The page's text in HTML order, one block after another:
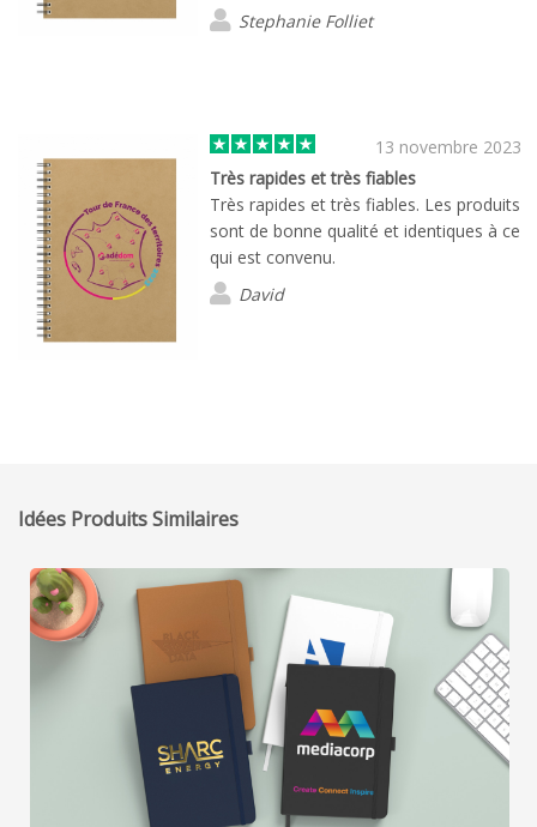
en essayant divers visuels et nous
avons pu les tester grâce à des
Stephanie Folliet
13 novembre 2023
Très rapides et très fiables
Très rapides et très fiables. Les produits
sont de bonne qualité et identiques à ce
qui est convenu.
David
Idées Produits Similaires